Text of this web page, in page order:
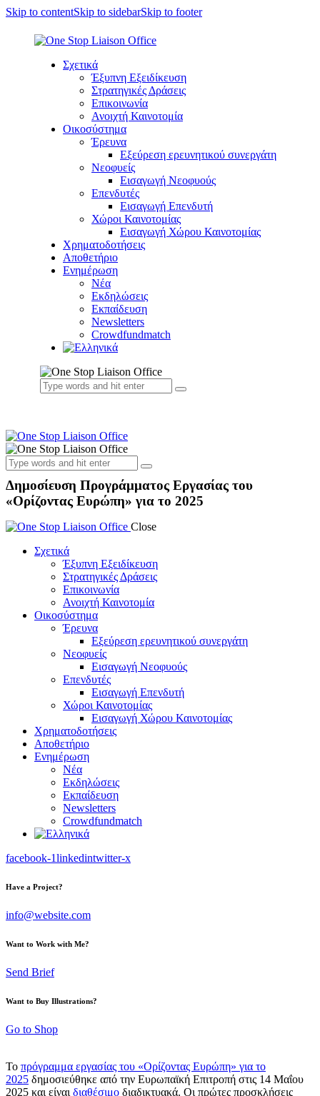
Skip to contentSkip to sidebarSkip to footer
Σχετικά
Έξυπνη Εξειδίκευση
Στρατηγικές Δράσεις
Επικοινωνία
Ανοιχτή Καινοτομία
Οικοσύστημα
Έρευνα
Εξεύρεση ερευνητικού συνεργάτη
Νεοφυείς
Εισαγωγή Νεοφυούς
Επενδυτές
Εισαγωγή Επενδυτή
Χώροι Καινοτομίας
Εισαγωγή Χώρου Καινοτομίας
Χρηματοδοτήσεις
Αποθετήριο
Ενημέρωση
Νέα
Εκδηλώσεις
Εκπαίδευση
Newsletters
Crowdfundmatch
Δημοσίευση Προγράμματος Εργασίας του
«Ορίζοντας Ευρώπη» για το 2025
Close
Σχετικά
Έξυπνη Εξειδίκευση
Στρατηγικές Δράσεις
Επικοινωνία
Ανοιχτή Καινοτομία
Οικοσύστημα
Έρευνα
Εξεύρεση ερευνητικού συνεργάτη
Νεοφυείς
Εισαγωγή Νεοφυούς
Επενδυτές
Εισαγωγή Επενδυτή
Χώροι Καινοτομίας
Εισαγωγή Χώρου Καινοτομίας
Χρηματοδοτήσεις
Αποθετήριο
Ενημέρωση
Νέα
Εκδηλώσεις
Εκπαίδευση
Newsletters
Crowdfundmatch
facebook-1linkedintwitter-x
Have a Project?
info@website.com
Want to Work with Me?
Send Brief
Want to Buy Illustrations?
Go to Shop
Το πρόγραμμα εργασίας του «Ορίζοντας Ευρώπη» για το
2025 δημοσιεύθηκε από την Ευρωπαϊκή Επιτροπή στις 14 Μαΐου
2025 και είναι διαθέσιμο διαδικτυακά. Οι πρώτες προσκλήσεις